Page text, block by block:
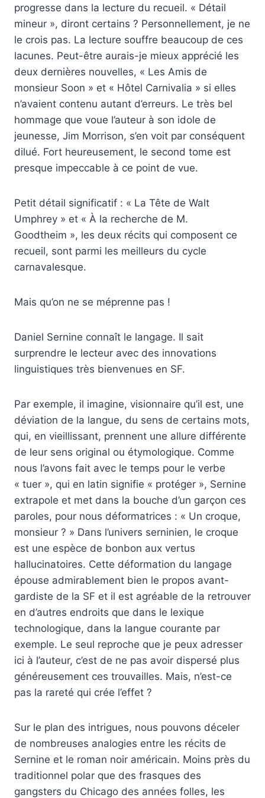
progresse dans la lecture du recueil. « Détail
mineur », diront certains ? Personnellement, je ne
le crois pas. La lecture souffre beaucoup de ces
lacunes. Peut-être aurais-je mieux apprécié les
deux dernières nouvelles, « Les Amis de
monsieur Soon » et « Hôtel Carnivalia » si elles
n’avaient contenu autant d’erreurs. Le très bel
hommage que voue l’auteur à son idole de
jeunesse, Jim Morrison, s’en voit par conséquent
dilué. Fort heureusement, le second tome est
presque impeccable à ce point de vue.
Petit détail significatif : « La Tête de Walt
Umphrey » et « À la recherche de M.
Goodtheim », les deux récits qui composent ce
recueil, sont parmi les meilleurs du cycle
carnavalesque.
Mais qu’on ne se méprenne pas !
Daniel Sernine connaît le langage. Il sait
surprendre le lecteur avec des innovations
linguistiques très bienvenues en SF.
Par exemple, il imagine, visionnaire qu’il est, une
déviation de la langue, du sens de certains mots,
qui, en vieillissant, prennent une allure différente
de leur sens original ou étymologique. Comme
nous l’avons fait avec le temps pour le verbe
« tuer », qui en latin signifie « protéger », Sernine
extrapole et met dans la bouche d’un garçon ces
paroles, pour nous déformatrices : « Un croque,
monsieur ? » Dans l’univers serninien, le croque
est une espèce de bonbon aux vertus
hallucinatoires. Cette déformation du langage
épouse admirablement bien le propos avant-
gardiste de la SF et il est agréable de la retrouver
en d’autres endroits que dans le lexique
technologique, dans la langue courante par
exemple. Le seul reproche que je peux adresser
ici à l’auteur, c’est de ne pas avoir dispersé plus
généreusement ces trouvailles. Mais, n’est-ce
pas la rareté qui crée l’effet ?
Sur le plan des intrigues, nous pouvons déceler
de nombreuses analogies entre les récits de
Sernine et le roman noir américain. Moins près du
traditionnel polar que des frasques des
gangsters du Chicago des années folles, les